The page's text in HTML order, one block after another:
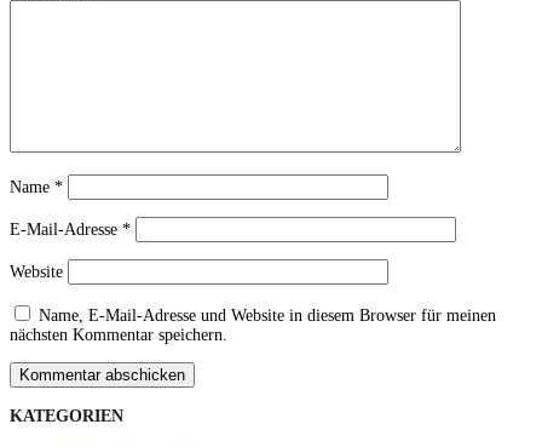
Name *
E-Mail-Adresse *
Website
Name, E-Mail-Adresse und Website in diesem Browser für meinen
nächsten Kommentar speichern.
Kommentar abschicken
KATEGORIEN